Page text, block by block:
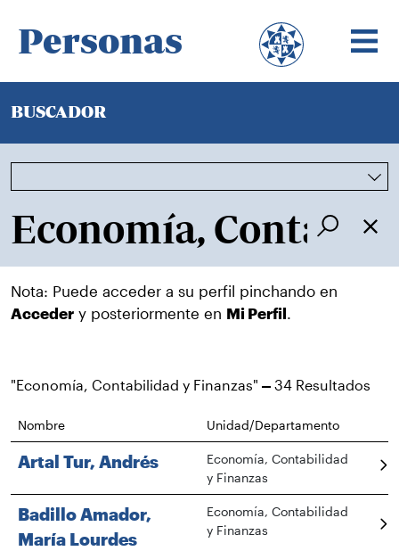
Personas
BUSCADOR
Nota: Puede acceder a su perfil pinchando en
Acceder y posteriormente en Mi Perfil.
"Economía, Contabilidad y Finanzas" 34 Resultados
Nombre Unidad/Departamento
Artal Tur, Andrés
Economía, Contabilidad
y Finanzas
Badillo Amador,
María Lourdes
Economía, Contabilidad
y Finanzas